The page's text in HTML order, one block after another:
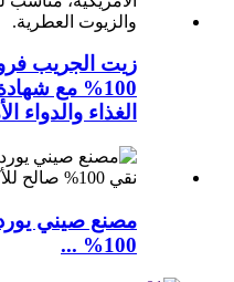
زيت الجريب
100% مع
الغذاء والدواء
مصنع صيني
100% ...